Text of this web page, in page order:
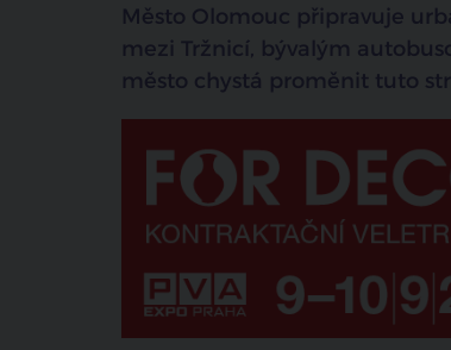
Město Olomouc připravuje
mezi Tržnicí, bývalým
město chystá proměnit tuto